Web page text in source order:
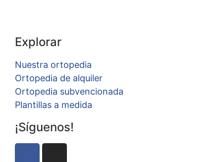
Explorar
Nuestra ortopedia
Ortopedia de alquiler
Ortopedia subvencionada
Plantillas a medida
¡Síguenos!